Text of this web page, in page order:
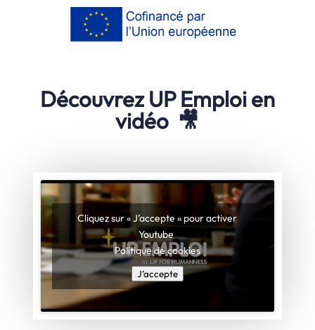
Découvrez UP Emploi en
vidéo 🎥
Cliquez sur « J’accepte » pour activer
Youtube
Politique de cookies
J’accepte